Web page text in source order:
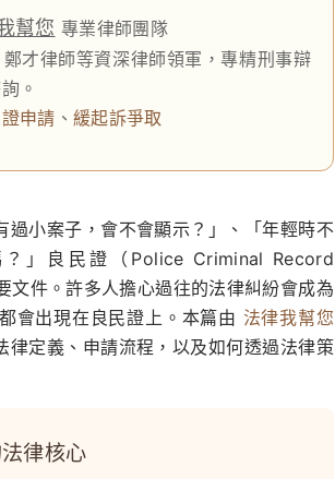
幫您 專業律師團隊
才律師等資深律師領軍，專精刑事辯
。
申請 、 緩起訴爭取
過小案子，會不會顯示？」、「年輕時不
」良民證（Police Criminal Record
件。許多人擔心過往的法律糾紛會成為
會出現在良民證上。本篇由 法律我幫您
定義、申請流程，以及如何透過法律策
律核心